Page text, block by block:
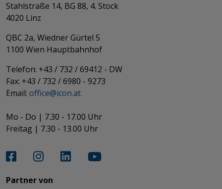
Stahlstraße 14, BG 88, 4. Stock
4020 Linz
QBC 2a, Wiedner Gürtel 5
​​​​​​​1100 Wien Hauptbahnhof
Telefon: +43 / 732 / 69412 - DW
Fax: +43 / 732 / 6980 - 9273
​​​​​​​Email: office@­icon.at
Mo - Do | 7.30 - 17.00 Uhr
Freitag | 7.30 - 13.00 Uhr​​​​​​​
Partner von​​​​​​